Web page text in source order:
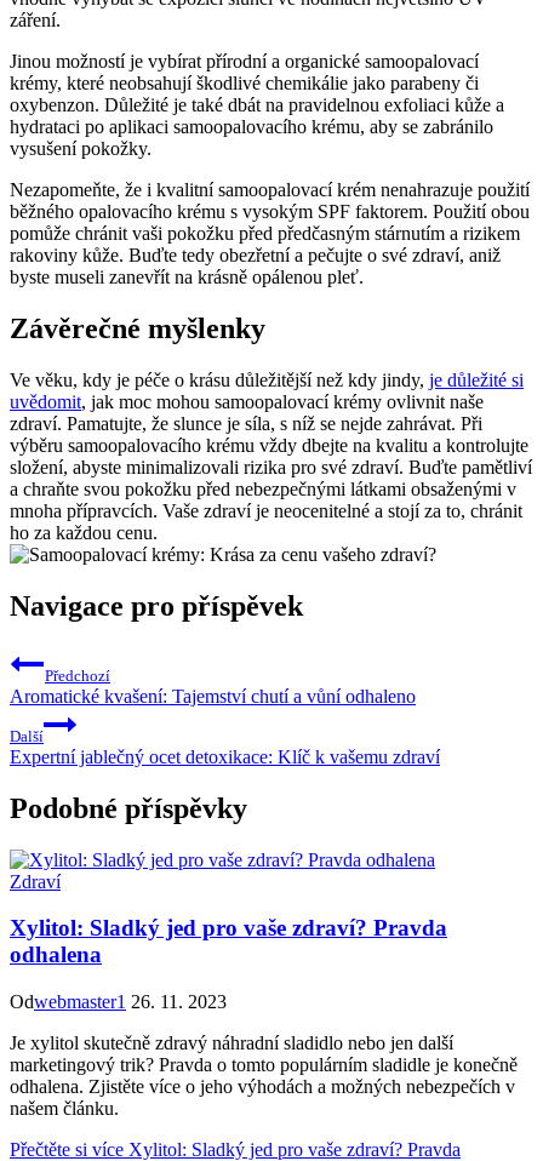
záření.
Jinou možností je vybírat přírodní a organické samoopalovací
krémy, které neobsahují škodlivé chemikálie jako parabeny či
oxybenzon. Důležité je také dbát na pravidelnou exfoliaci kůže a
hydrataci po aplikaci samoopalovacího krému, aby se zabránilo
vysušení pokožky.
Nezapomeňte, že i kvalitní samoopalovací krém nenahrazuje použití
běžného opalovacího krému s vysokým SPF faktorem. Použití obou
pomůže chránit vaši pokožku před předčasným stárnutím a rizikem
rakoviny kůže. Buďte tedy obezřetní a pečujte o své zdraví, aniž
byste museli zanevřít na krásně opálenou pleť.
Závěrečné myšlenky
Ve věku, kdy je péče o krásu důležitější než kdy jindy, je důležité si
uvědomit, jak moc mohou samoopalovací krémy ovlivnit naše
zdraví. Pamatujte, že slunce je síla, s níž se nejde zahrávat. Při
výběru samoopalovacího krému vždy dbejte na kvalitu a kontrolujte
složení, abyste minimalizovali rizika pro své zdraví. Buďte pamětliví
a chraňte svou pokožku před nebezpečnými látkami obsaženými v
mnoha přípravcích. Vaše zdraví je neocenitelné a stojí za to, chránit
ho za každou cenu.
Navigace pro příspěvek
Předchozí
Aromatické kvašení: Tajemství chutí a vůní odhaleno
Další
Expertní jablečný ocet detoxikace: Klíč k vašemu zdraví
Podobné příspěvky
Zdraví
Xylitol: Sladký jed pro vaše zdraví? Pravda
odhalena
Odwebmaster1 26. 11. 2023
Je xylitol skutečně zdravý náhradní sladidlo nebo jen další
marketingový trik? Pravda o tomto populárním sladidle je konečně
odhalena. Zjistěte více o jeho výhodách a možných nebezpečích v
našem článku.
Přečtěte si více Xylitol: Sladký jed pro vaše zdraví? Pravda